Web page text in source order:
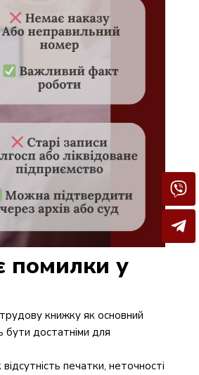
помилки у
книжку як основний
бути достатніми для
печатки, неточності